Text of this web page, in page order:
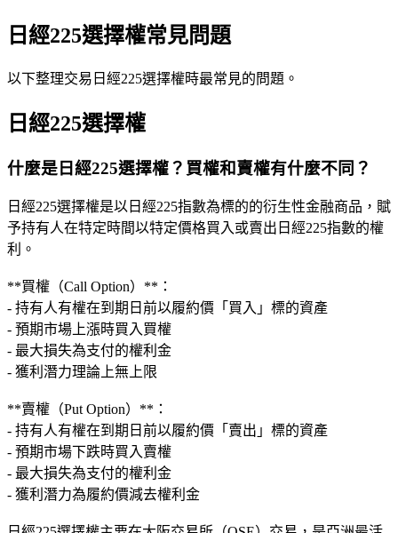
日經225選擇權常見問題
以下整理交易日經225選擇權時最常見的問題。
日經225選擇權
什麼是日經225選擇權？買權和賣權有什麼不同？
日經225選擇權是以日經225指數為標的的衍生性金融商品，賦
予持有人在特定時間以特定價格買入或賣出日經225指數的權
利。
**買權（Call Option）**：
- 持有人有權在到期日前以履約價「買入」標的資產
- 預期市場上漲時買入買權
- 最大損失為支付的權利金
- 獲利潛力理論上無上限
**賣權（Put Option）**：
- 持有人有權在到期日前以履約價「賣出」標的資產
- 預期市場下跌時買入賣權
- 最大損失為支付的權利金
- 獲利潛力為履約價減去權利金